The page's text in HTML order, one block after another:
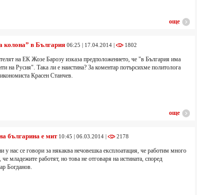
още
колона” в България 06:25 | 17.04.2014 | 1802
на ЕК Жозе Барозу изказа предположението, че "в България има
на Русия". Така ли е наистина? За коментар потърсихме политолога
Красен Станчев.
още
българина е мит 10:45 | 06.03.2014 | 2178
у нас се говори за някаква нечовешка експлоатация, че работим много
че младежите работят, но това не отговаря на истината, според
Богданов.